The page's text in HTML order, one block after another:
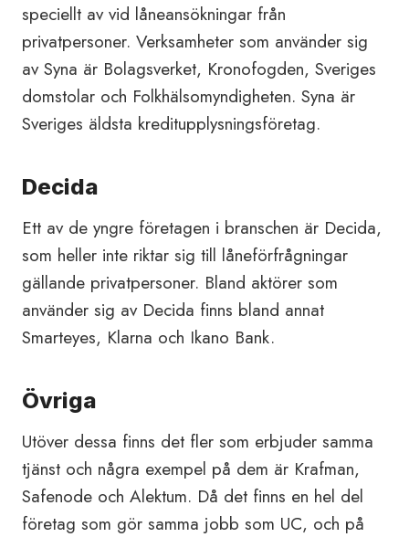
speciellt av vid låneansökningar från
privatpersoner. Verksamheter som använder sig
av Syna är Bolagsverket, Kronofogden, Sveriges
domstolar och Folkhälsomyndigheten. Syna är
Sveriges äldsta kreditupplysningsföretag.
Decida
Ett av de yngre företagen i branschen är Decida,
som heller inte riktar sig till låneförfrågningar
gällande privatpersoner. Bland aktörer som
använder sig av Decida finns bland annat
Smarteyes, Klarna och Ikano Bank.
Övriga
Utöver dessa finns det fler som erbjuder samma
tjänst och några exempel på dem är Krafman,
Safenode och Alektum. Då det finns en hel del
företag som gör samma jobb som UC, och på